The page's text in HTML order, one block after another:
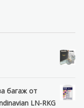
багаж от
LN-RKG